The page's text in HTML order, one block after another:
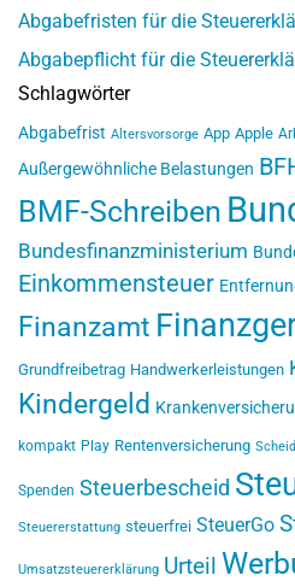
Abgabefristen für die
Abgabepflicht für die
Schlagwörter
Abgabefrist Altersvorsorge App Apple
Außergewöhnliche Belastungen
BMF-Schreiben
Bundesfinanzministerium
Einkommensteuer
Finanzamt
Grundfreibetrag Handwerkerleistungen
Kindergeld
kompakt Play Rentenversicherung
Spenden Steuerbescheid
Steuererstattung steuerfrei SteuerGo
Umsatzsteuererklärung Urteil